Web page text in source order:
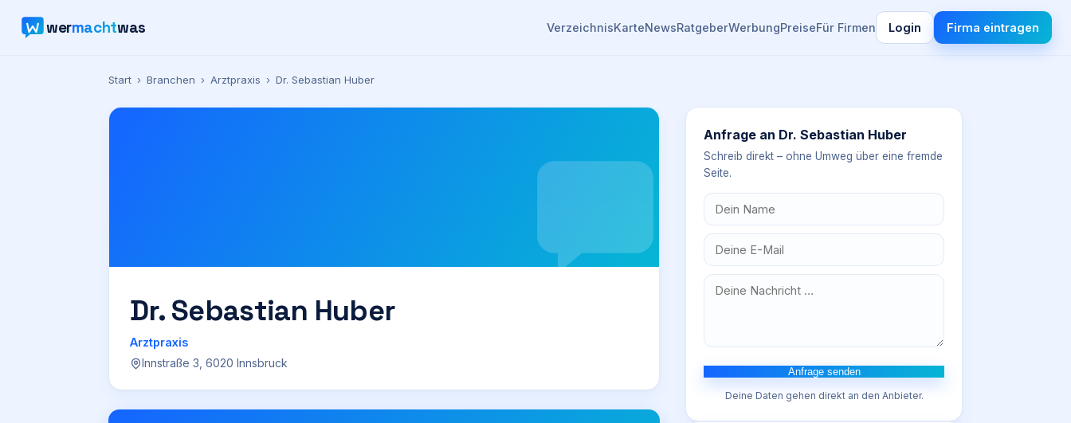
wermachtwas VerzeichnisKarteNewsRatgeberWerbungPreiseFür Firmen Login Firma eintragen
Start › Branchen › Arztpraxis › Dr. Sebastian Huber
Dr. Sebastian Huber
Arztpraxis
Innstraße 3, 6020 Innsbruck
Anfrage an Dr. Sebastian Huber
Schreib direkt – ohne Umweg über eine fremde
Seite.
Anfrage senden
Deine Daten gehen direkt an den Anbieter.